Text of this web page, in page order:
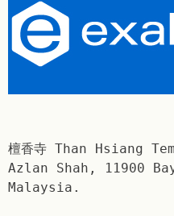
檀香寺 Than Hsiang
Azlan Shah, 11900
Malaysia.